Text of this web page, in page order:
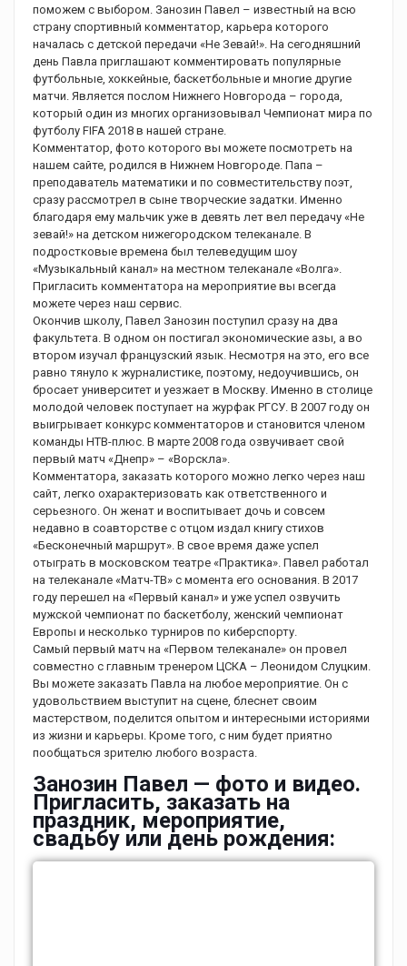
поможем с выбором. Занозин Павел – известный на всю
страну спортивный комментатор, карьера которого
началась с детской передачи «Не Зевай!». На сегодняшний
день Павла приглашают комментировать популярные
футбольные, хоккейные, баскетбольные и многие другие
матчи. Является послом Нижнего Новгорода – города,
который один из многих организовывал Чемпионат мира по
футболу FIFA 2018 в нашей стране.
Комментатор, фото которого вы можете посмотреть на
нашем сайте, родился в Нижнем Новгороде. Папа –
преподаватель математики и по совместительству поэт,
сразу рассмотрел в сыне творческие задатки. Именно
благодаря ему мальчик уже в девять лет вел передачу «Не
зевай!» на детском нижегородском телеканале. В
подростковые времена был телеведущим шоу
«Музыкальный канал» на местном телеканале «Волга».
Пригласить комментатора на мероприятие вы всегда
можете через наш сервис.
Окончив школу, Павел Занозин поступил сразу на два
факультета. В одном он постигал экономические азы, а во
втором изучал французский язык. Несмотря на это, его все
равно тянуло к журналистике, поэтому, недоучившись, он
бросает университет и уезжает в Москву. Именно в столице
молодой человек поступает на журфак РГСУ. В 2007 году он
выигрывает конкурс комментаторов и становится членом
команды НТВ-плюс. В марте 2008 года озвучивает свой
первый матч «Днепр» – «Ворскла».
Комментатора, заказать которого можно легко через наш
сайт, легко охарактеризовать как ответственного и
серьезного. Он женат и воспитывает дочь и совсем
недавно в соавторстве с отцом издал книгу стихов
«Бесконечный маршрут». В свое время даже успел
отыграть в московском театре «Практика». Павел работал
на телеканале «Матч-ТВ» с момента его основания. В 2017
году перешел на «Первый канал» и уже успел озвучить
мужской чемпионат по баскетболу, женский чемпионат
Европы и несколько турниров по киберспорту.
Самый первый матч на «Первом телеканале» он провел
совместно с главным тренером ЦСКА – Леонидом Слуцким.
Вы можете заказать Павла на любое мероприятие. Он с
удовольствием выступит на сцене, блеснет своим
мастерством, поделится опытом и интересными историями
из жизни и карьеры. Кроме того, с ним будет приятно
пообщаться зрителю любого возраста.
Занозин Павел — фото и видео.
Пригласить, заказать на
праздник, мероприятие,
свадьбу или день рождения: